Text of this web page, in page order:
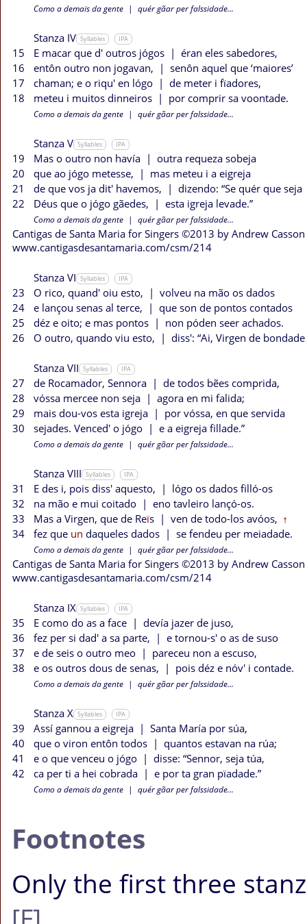
Como a demais da gente | quér gãar per falssidade...
Stanza IV Syllables IPA
15 E macar que d' outros jógos | éran eles sabedores,
16
entôn outro non jogavan, | senôn aquel que ‘maiores’
17
chaman; e o riqu' en lógo | de meter i fïadores,
18
meteu i muitos dinneiros | por comprir sa voontade.
Como a demais da gente | quér gãar per falssidade...
Stanza V Syllables IPA
19 Mas o outro non havía | outra requeza sobeja
20
que ao jógo metesse, | mas meteu i a eigreja
21
de que vos ja dit' havemos, | dizendo: “Se quér que seja
22
Déus que o jógo gãedes, | esta igreja levade.”
Como a demais da gente | quér gãar per falssidade...
Cantigas de Santa Maria for Singers ©2013 by Andrew Casson
www.cantigasdesantamaria.com/csm/214
Stanza VI Syllables IPA
23 O rico, quand' oiu esto, | volveu na mão os dados
24
e lançou senas al terce, | que son de pontos contados
25
déz e oito; e mas pontos | non póden seer achados.
26
O outro, quando viu esto, | diss': “Ai, Virgen de bondade
Stanza VII Syllables IPA
27 de Rocamador, Sennora | de todos bẽes comprida,
28
vóssa mercee non seja | agora en mi falida;
29
mais dou-vos esta igreja | por vóssa, en que servida
30
sejades. Venced' o jógo | e a eigreja fillade.”
Como a demais da gente | quér gãar per falssidade...
Stanza VIII Syllables IPA
31 E des i, pois diss' aquesto, | lógo os dados filló-os
32
na mão e mui coitado | eno tavleiro lançó-os.
33
Mas a Virgen, que de Reïs | ven de todo-los avóos, †
34 fez que un daqueles dados | se fendeu per meiadade.
Como a demais da gente | quér gãar per falssidade...
Cantigas de Santa Maria for Singers ©2013 by Andrew Casson
www.cantigasdesantamaria.com/csm/214
Stanza IX Syllables IPA
35 E como do as a face | devía jazer de juso,
36
fez per si dad' a sa parte, | e tornou-s' o as de suso
37
e de seis o outro meo | pareceu non a escuso,
38
e os outros dous de senas, | pois déz e nóv' i contade.
Como a demais da gente | quér gãar per falssidade...
Stanza X Syllables IPA
39 Assí gannou a eigreja | Santa María por súa,
40
que o viron entôn todos | quantos estavan na rúa;
41
e o que venceu o jógo | disse: “Sennor, seja túa,
42
ca per ti a hei cobrada | e por ta gran pïadade.”
Como a demais da gente | quér gãar per falssidade...
Footnotes
Only the first three